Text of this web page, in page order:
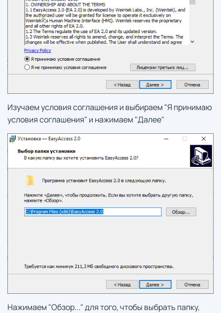
Изучаем условия соглашения и выбираем "Я принимаю
условия соглашения" и нажимаем "Далее"
Нажимаем "Обзор..." для того, чтобы выбрать папку,